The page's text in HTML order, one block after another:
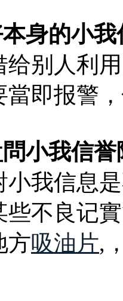
身的小
给别人利
當即报警，
小我信
小我信息
些不良记
方吸油片,